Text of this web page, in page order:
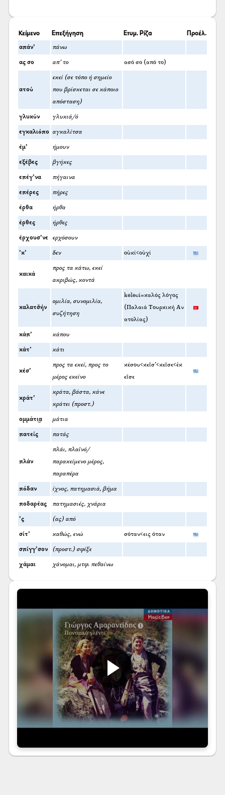
Κείμενο Επεξήγηση Ετυμ. Ρίζα Προέλ.
απάν’ πάνω
ας σο απ’ το ασό σο (από το)
ατού
εκεί (σε τόπο ή σημείο
που βρίσκεται σε κάποιο
απόσταση)
γλυκύν γλυκιά/ό
εγκαλιόπο αγκαλίτσα
έμ’ ήμουν
εξέβες βγήκες
επέγ’να πήγαινα
επέρες πήρες
έρθα ήρθα
έρθες ήρθες
έρχουσ’νε ερχόσουν
’κ’ δεν οὐκί<οὐχί
καικά
προς τα κάτω, εκεί
ακριβώς, κοντά
καλατσ̌ήν
ομιλία, συνομιλία,
συζήτηση
keleci=καλός λόγος
(Παλαιά Τουρκική Αν
ατολίας)
κάπ’ κάπου
κάτ’ κάτι
κέσ’
προς τα εκεί, προς το
μέρος εκείνο
κέσου<κεῖσ’<κεῖσε<ἐκ
εῖσε
κράτ’
κράτα, βάστα, κάνε
κράτει (προστ.)
ομμάτι͜α μάτια
πατείς πατάς
πλάν
πλάι, πλαϊνό/
παρακείμενο μέρος,
παραπέρα
πόδαν ίχνος, πατημασιά, βήμα
ποδαρέας πατημασιές, χνάρια
’ς (ας) από
σίτ’ καθώς, ενώ σόταν<εις όταν
σπίγγ’σον (προστ.) σφίξε
χάμαι χάνομαι, μτφ. πεθαίνω